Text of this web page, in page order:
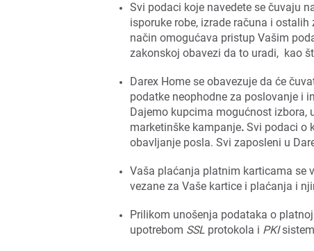
Svi podaci koje navedete se čuvaju
isporuke robe, izrade računa i
način omogućava pristup Vašim
zakonskoj obavezi da to uradi, kao
Darex Home se obavezuje da će
podatke neophodne za poslovanje i
Dajemo kupcima mogućnost izbora,
marketinške kampanje. Svi podaci o
obavljanje posla. Svi zaposleni u
Vaša plaćanja platnim karticama se
vezane za Vaše kartice i plaćanja i
Prilikom unošenja podataka o
upotrebom SSL protokola i PKI